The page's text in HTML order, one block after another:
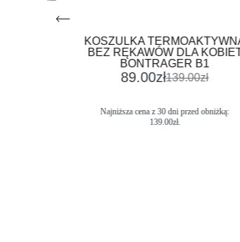
KOSZULKA TERMOAKTYWNA
BEZ RĘKAWÓW DLA KOBIET
BONTRAGER B1
139.00zł
89.00zł
Najniższa cena z 30 dni przed obniżką:
139.00zł.